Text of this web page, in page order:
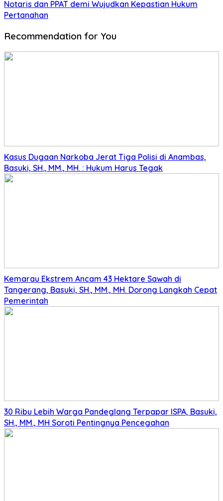
Notaris dan PPAT demi Wujudkan Kepastian Hukum
Pertanahan
Recommendation for You
Kasus Dugaan Narkoba Jerat Tiga Polisi di Anambas,
Basuki, SH., MM., MH. : Hukum Harus Tegak
Kemarau Ekstrem Ancam 43 Hektare Sawah di
Tangerang, Basuki, SH., MM., MH. Dorong Langkah Cepat
Pemerintah
30 Ribu Lebih Warga Pandeglang Terpapar ISPA, Basuki,
SH., MM., MH Soroti Pentingnya Pencegahan